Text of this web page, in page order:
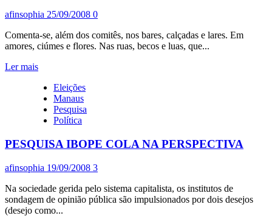
ELEITOR
afinsophia 25/09/2008 0
Comenta-se, além dos comitês, nos bares, calçadas e lares. Em
amores, ciúmes e flores. Nas ruas, becos e luas, que...
Ler maisLeia
sobre
PESQUISA
OBNUBILA
PERSPECTIVA
Eleições
Manaus
Pesquisa
Política
PESQUISA IBOPE COLA NA PERSPECTIVA
afinsophia 19/09/2008 3
Na sociedade gerida pelo sistema capitalista, os institutos de
sondagem de opinião pública são impulsionados por dois desejos
(desejo como...